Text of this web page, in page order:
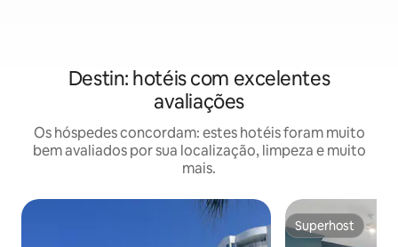
Destin: hotéis com excelentes
avaliações
Os hóspedes concordam: estes hotéis foram muito
bem avaliados por sua localização, limpeza e muito
mais.
Superhost
Superhost